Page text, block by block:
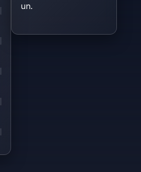
un.